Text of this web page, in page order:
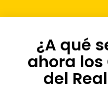
¿A qué
ahora
del